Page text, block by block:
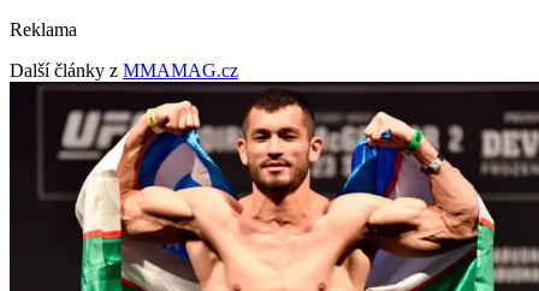
Reklama
Další články z MMAMAG.cz